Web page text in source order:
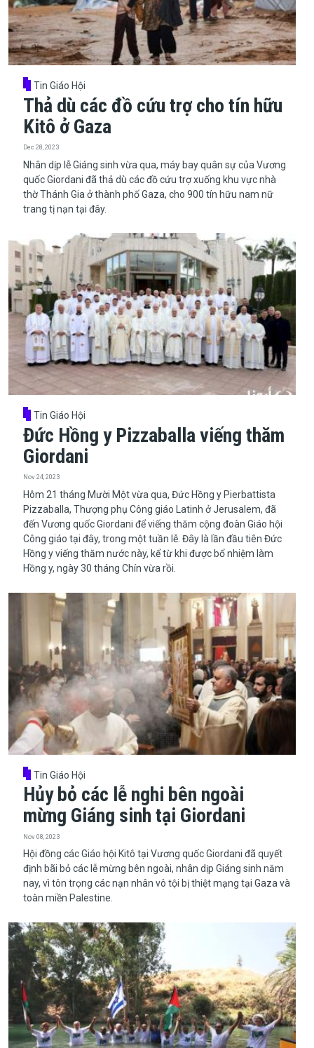
Tin Giáo Hội
Thả dù các đồ cứu trợ cho tín hữu
Kitô ở Gaza
Dec 28, 2023
​​​​​​​Nhân dịp lễ Giáng sinh vừa qua, máy bay quân sự của Vương
quốc Giordani đã thả dù các đồ cứu trợ xuống khu vực nhà
thờ Thánh Gia ở thành phố Gaza, cho 900 tín hữu nam nữ
trang tị nạn tại đây.
Tin Giáo Hội
Đức Hồng y Pizzaballa viếng thăm
Giordani
Nov 24, 2023
​​​​​​​Hôm 21 tháng Mười Một vừa qua, Đức Hồng y Pierbattista
Pizzaballa, Thượng phụ Công giáo Latinh ở Jerusalem, đã
đến Vương quốc Giordani để viếng thăm cộng đoàn Giáo hội
Công giáo tại đây, trong một tuần lễ. Đây là lần đầu tiên Đức
Hồng y viếng thăm nước này, kể từ khi được bổ nhiệm làm
Hồng y, ngày 30 tháng Chín vừa rồi.
Tin Giáo Hội
Hủy bỏ các lễ nghi bên ngoài
mừng Giáng sinh tại Giordani
Nov 08, 2023
Hội đồng các Giáo hội Kitô tại Vương quốc Giordani đã quyết
định bãi bỏ các lễ mừng bên ngoài, nhân dịp Giáng sinh năm
nay, vì tôn trọng các nạn nhân vô tội bị thiệt mạng tại Gaza và
toàn miền Palestine.